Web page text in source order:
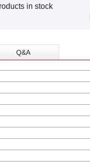
in stock
Q&A